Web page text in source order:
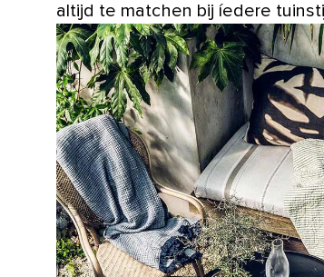
altijd te matchen bij íedere